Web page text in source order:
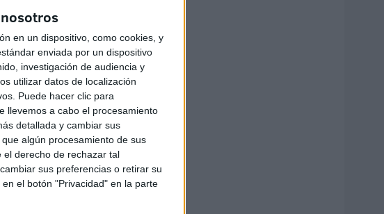
en un dispositivo, como cookies, y
enviada por un dispositivo
investigación de audiencia y
utilizar datos de localización
Puede hacer clic para
llevemos a cabo el procesamiento
detallada y cambiar sus
algún procesamiento de sus
derecho de rechazar tal
sus preferencias o retirar su
el botón "Privacidad" en la parte